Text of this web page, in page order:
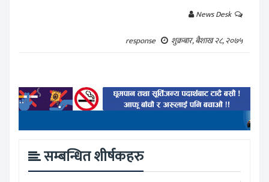
News Desk
response
शुक्रबार, बैशाख २८, २०७५
सम्बन्धित शीर्षकहरु